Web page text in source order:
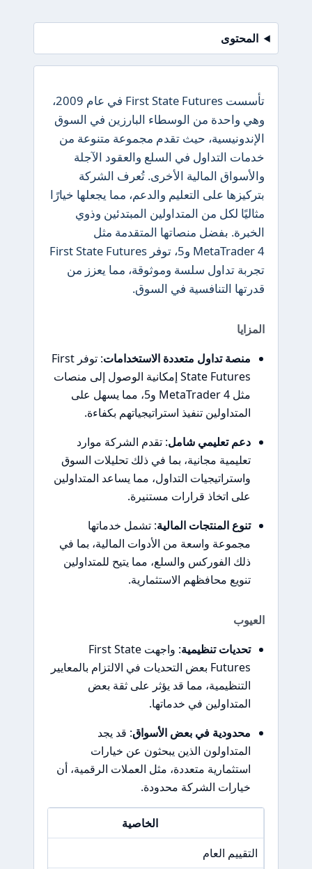
المحتوى
تأسست First State Futures في عام 2009،
وهي واحدة من الوسطاء البارزين في السوق
الإندونيسية، حيث تقدم مجموعة متنوعة من
خدمات التداول في السلع والعقود الآجلة
والأسواق المالية الأخرى. تُعرف الشركة
بتركيزها على التعليم والدعم، مما يجعلها خيارًا
مثاليًا لكل من المتداولين المبتدئين وذوي
الخبرة. بفضل منصاتها المتقدمة مثل
MetaTrader 4 و5، توفر First State Futures
تجربة تداول سلسة وموثوقة، مما يعزز من
قدرتها التنافسية في السوق.
المزايا
منصة تداول متعددة الاستخدامات
: توفر First
State Futures إمكانية الوصول إلى منصات
مثل MetaTrader 4 و5، مما يسهل على
المتداولين تنفيذ استراتيجياتهم بكفاءة.
دعم تعليمي شامل: تقدم الشركة موارد
تعليمية مجانية، بما في ذلك تحليلات السوق
واستراتيجيات التداول، مما يساعد المتداولين
على اتخاذ قرارات مستنيرة.
تنوع المنتجات المالية: تشمل خدماتها
مجموعة واسعة من الأدوات المالية، بما في
ذلك الفوركس والسلع، مما يتيح للمتداولين
تنويع محافظهم الاستثمارية.
العيوب
تحديات تنظيمية
: واجهت First State
Futures بعض التحديات في الالتزام بالمعايير
التنظيمية، مما قد يؤثر على ثقة بعض
المتداولين في خدماتها.
محدودية في بعض الأسواق: قد يجد
المتداولون الذين يبحثون عن خيارات
استثمارية متعددة، مثل العملات الرقمية، أن
خيارات الشركة محدودة.
الخاصية
التقييم العام